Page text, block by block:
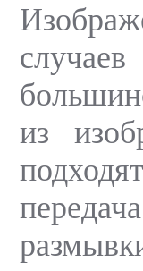
случаев
из